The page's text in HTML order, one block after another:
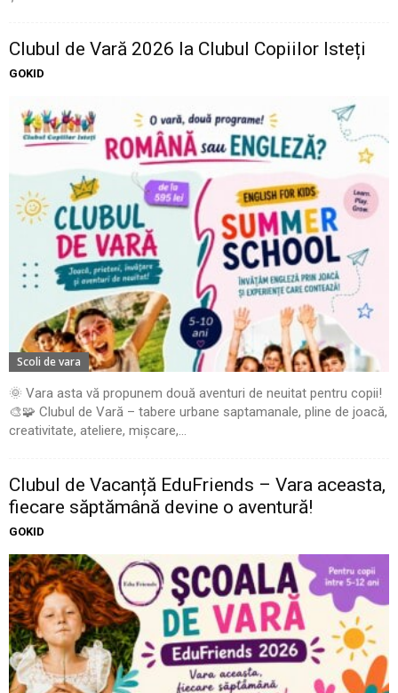
Clubul de Vară 2026 la Clubul Copiilor Isteți
GOKID
Scoli de vara
🌞 Vara asta vă propunem două aventuri de neuitat pentru copii!
🎨🧩 Clubul de Vară – tabere urbane saptamanale, pline de joacă,
creativitate, ateliere, mișcare,...
Clubul de Vacanță EduFriends – Vara aceasta,
fiecare săptămână devine o aventură!
GOKID